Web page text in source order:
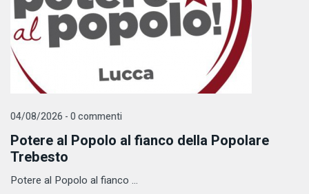
04/08/2026 - 0 commenti
Potere al Popolo al fianco della Popolare
Trebesto
Potere al Popolo al fianco ...